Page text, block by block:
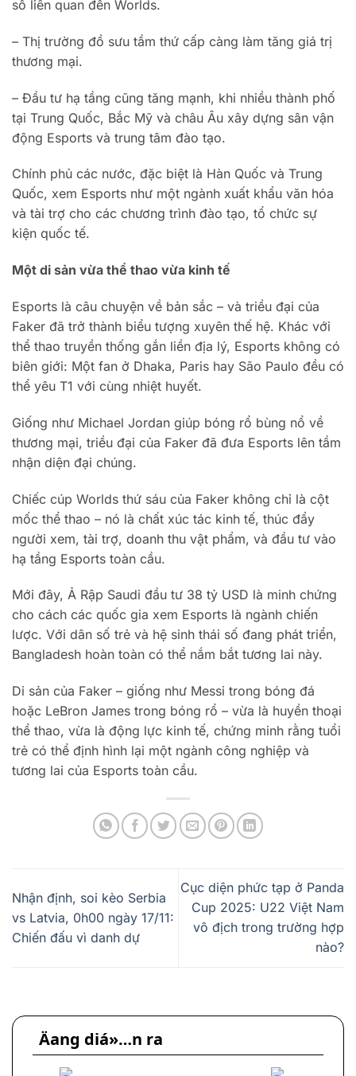
số liên quan đến Worlds.
– Thị trường đồ sưu tầm thứ cấp càng làm tăng giá trị
thương mại.
– Đầu tư hạ tầng cũng tăng mạnh, khi nhiều thành phố
tại Trung Quốc, Bắc Mỹ và châu Âu xây dựng sân vận
động Esports và trung tâm đào tạo.
Chính phủ các nước, đặc biệt là Hàn Quốc và Trung
Quốc, xem Esports như một ngành xuất khẩu văn hóa
và tài trợ cho các chương trình đào tạo, tổ chức sự
kiện quốc tế.
Một di sản vừa thể thao vừa kinh tế
Esports là câu chuyện về bản sắc – và triều đại của
Faker đã trở thành biểu tượng xuyên thế hệ. Khác với
thể thao truyền thống gắn liền địa lý, Esports không có
biên giới: Một fan ở Dhaka, Paris hay São Paulo đều có
thể yêu T1 với cùng nhiệt huyết.
Giống như Michael Jordan giúp bóng rổ bùng nổ về
thương mại, triều đại của Faker đã đưa Esports lên tầm
nhận diện đại chúng.
Chiếc cúp Worlds thứ sáu của Faker không chỉ là cột
mốc thể thao – nó là chất xúc tác kinh tế, thúc đẩy
người xem, tài trợ, doanh thu vật phẩm, và đầu tư vào
hạ tầng Esports toàn cầu.
Mới đây, Ả Rập Saudi đầu tư 38 tỷ USD là minh chứng
cho cách các quốc gia xem Esports là ngành chiến
lược. Với dân số trẻ và hệ sinh thái số đang phát triển,
Bangladesh hoàn toàn có thể nắm bắt tương lai này.
Di sản của Faker – giống như Messi trong bóng đá
hoặc LeBron James trong bóng rổ – vừa là huyền thoại
thể thao, vừa là động lực kinh tế, chứng minh rằng tuổi
trẻ có thể định hình lại một ngành công nghiệp và
tương lai của Esports toàn cầu.
Nhận định, soi kèo Serbia
vs Latvia, 0h00 ngày 17/11:
Chiến đấu vì danh dự
Cục diện phức tạp ở Panda
Cup 2025: U22 Việt Nam
vô địch trong trường hợp
nào?
Äang diá»…n ra